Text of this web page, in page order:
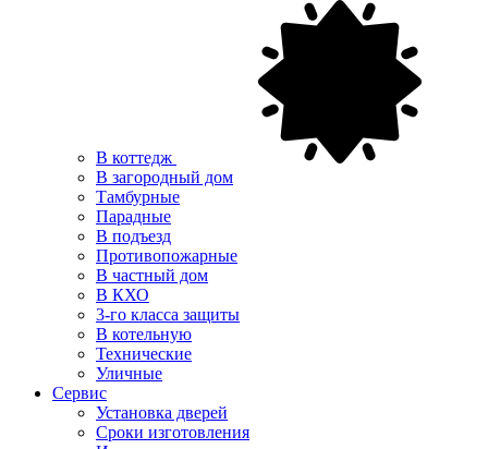
В коттедж
В загородный дом
Тамбурные
Парадные
В подъезд
Противопожарные
В частный дом
В КХО
3-го класса защиты
В котельную
Технические
Уличные
Сервис
Установка дверей
Сроки изготовления